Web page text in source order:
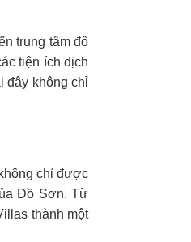
trung tâm đô
tiện ích dịch
đây không chỉ
chỉ được
Đồ Sơn. Từ
thành một